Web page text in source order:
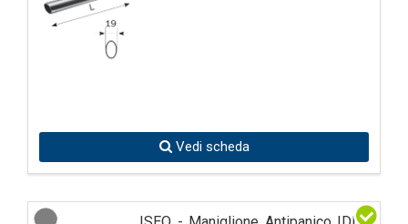
Vedi scheda